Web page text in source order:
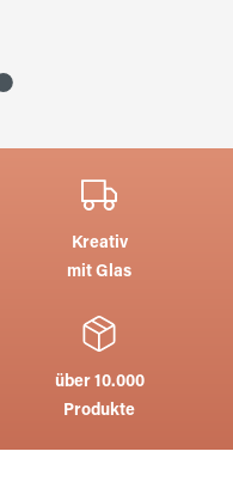
Kreativ
mit Glas
über 10.000
Produkte